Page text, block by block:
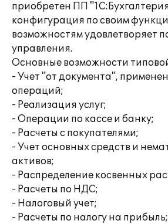
приобретен ПП
конфигурация по своим
возможностям удовлетворяет
управления.
Основные возможности
- Учет "от документа",
операций;
- Реализация услуг;
- Операции по кассе и банку;
- Расчеты с покупателями;
- Учет основных средств и
активов;
- Распределение косвенных
- Расчеты по НДС;
- Налоговый учет;
- Расчеты по налогу на прибыль;